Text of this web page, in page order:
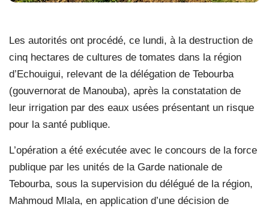
Les autorités ont procédé, ce lundi, à la destruction de
cinq hectares de cultures de tomates dans la région
d’Echouigui, relevant de la délégation de Tebourba
(gouvernorat de Manouba), après la constatation de
leur irrigation par des eaux usées présentant un risque
pour la santé publique.
L’opération a été exécutée avec le concours de la force
publique par les unités de la Garde nationale de
Tebourba, sous la supervision du délégué de la région,
Mahmoud Mlala, en application d’une décision de